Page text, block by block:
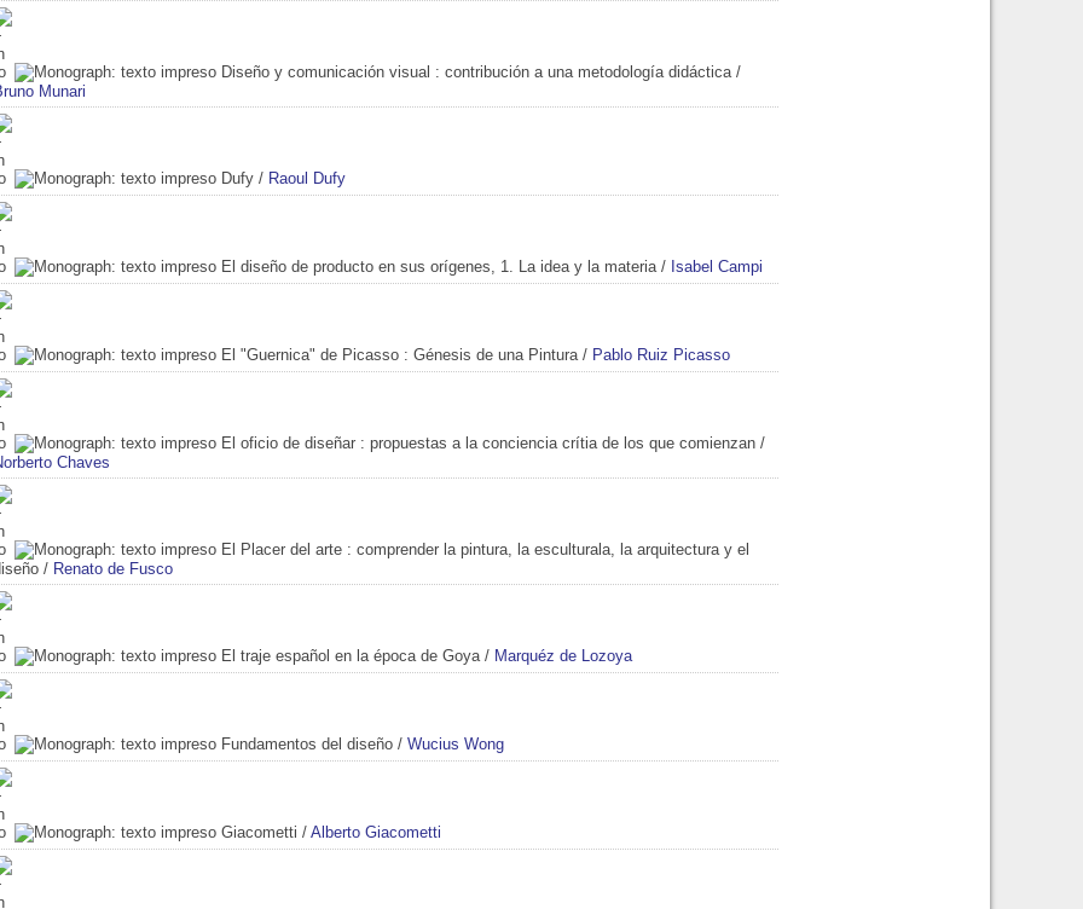
Diseño y comunicación visual : contribución a una metodología didáctica /
Munari
Dufy / Raoul Dufy
El diseño de producto en sus orígenes, 1. La idea y la materia / Isabel Campi
El "Guernica" de Picasso : Génesis de una Pintura / Pablo Ruiz Picasso
El oficio de diseñar : propuestas a la conciencia crítia de los que comienzan /
Chaves
El Placer del arte : comprender la pintura, la esculturala, la arquitectura y el
/ Renato de Fusco
El traje español en la época de Goya / Marquéz de Lozoya
Fundamentos del diseño / Wucius Wong
Giacometti / Alberto Giacometti